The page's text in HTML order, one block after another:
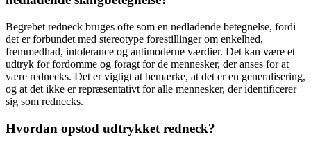
Begrebet redneck bruges ofte som en nedladende betegnelse, fordi
det er forbundet med stereotype forestillinger om enkelhed,
fremmedhad, intolerance og antimoderne værdier. Det kan være et
udtryk for fordomme og foragt for de mennesker, der anses for at
være rednecks. Det er vigtigt at bemærke, at det er en generalisering,
og at det ikke er repræsentativt for alle mennesker, der identificerer
sig som rednecks.
Hvordan opstod udtrykket redneck?